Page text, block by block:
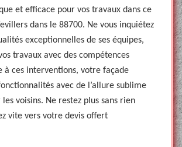
et efficace pour vos travaux dans ce
dans le 88700. Ne vous inquiétez
exceptionnelles de ses équipes,
travaux avec des compétences
à ces interventions, votre façade
avec de l’allure sublime
voisins. Ne restez plus sans rien
vite vers votre devis offert